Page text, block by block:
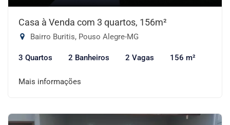
Casa à Venda com 3 quartos, 156m²
Bairro Buritis, Pouso Alegre-MG
3 Quartos 2 Banheiros 2 Vagas 156 m²
Mais informações